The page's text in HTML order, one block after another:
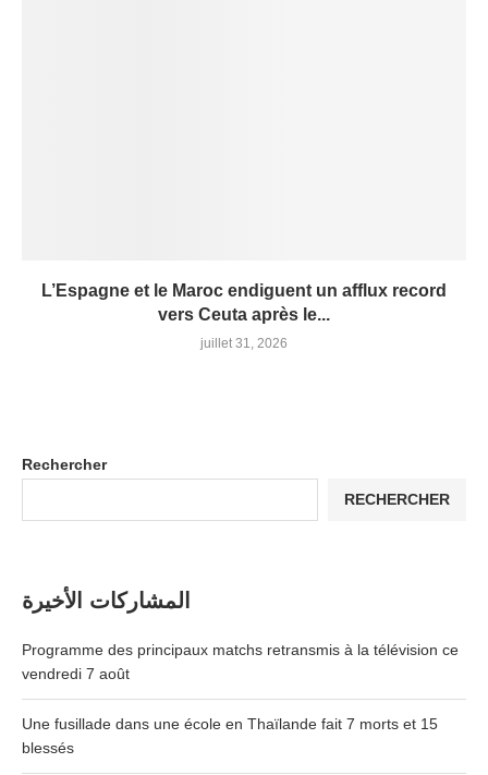
L’Espagne et le Maroc endiguent un afflux record
vers Ceuta après le...
juillet 31, 2026
Rechercher
RECHERCHER
المشاركات الأخيرة
Programme des principaux matchs retransmis à la télévision ce
vendredi 7 août
Une fusillade dans une école en Thaïlande fait 7 morts et 15
blessés